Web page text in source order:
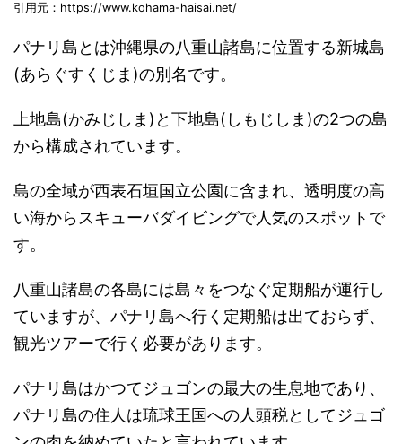
引用元：https://www.kohama-haisai.net/
パナリ島とは沖縄県の八重山諸島に位置する新城島
(あらぐすくじま)の別名です。
上地島(かみじしま)と下地島(しもじしま)の2つの島
から構成されています。
島の全域が西表石垣国立公園に含まれ、透明度の高
い海からスキューバダイビングで人気のスポットで
す。
八重山諸島の各島には島々をつなぐ定期船が運行し
ていますが、パナリ島へ行く定期船は出ておらず、
観光ツアーで行く必要があります。
パナリ島はかつてジュゴンの最大の生息地であり、
パナリ島の住人は琉球王国への人頭税としてジュゴ